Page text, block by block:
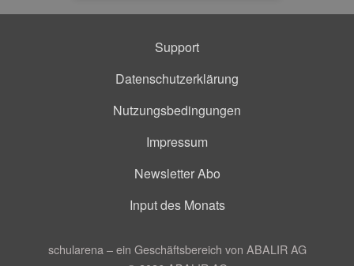
Support
Datenschutzerklärung
Nutzungsbedingungen
Impressum
Newsletter Abo
Input des Monats
schularena – ein Geschäftsbereich von ABALIR AG